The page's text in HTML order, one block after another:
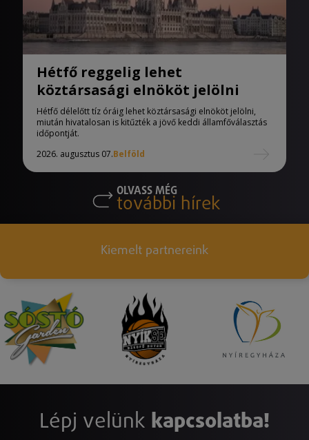
Hétfő reggelig lehet
köztársasági elnököt jelölni
Hétfő délelőtt tíz óráig lehet köztársasági elnököt jelölni,
miután hivatalosan is kitűzték a jövő keddi államfőválasztás
időpontját.
2026. augusztus 07.Belföld
OLVASS MÉG
további hírek
Kiemelt partnereink
Lépj velünk kapcsolatba!